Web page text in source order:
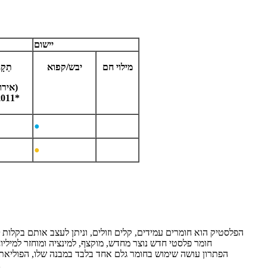
יישום
(אירופה)
10/2011*
יבש/קפוא מילוי חם
●
●
חומר פלסטי חדש נוצר מחדש, מוקצף, למינציה ומוחזר